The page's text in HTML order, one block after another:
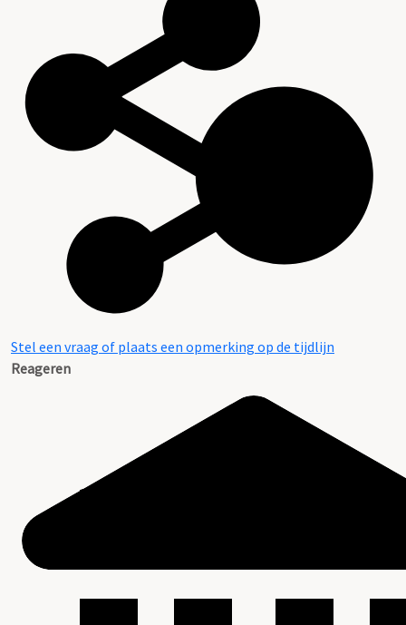
Stel een vraag of plaats een opmerking op de tijdlijn
Reageren